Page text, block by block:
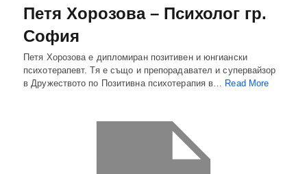
Петя Хорозова – Психолог гр.
София
Петя Хорозова е дипломиран позитивен и юнгиански
психотерапевт. Тя е също и препорадавател и супервайзор
в Дружеството по Позитивна психотерапия в…
Read More